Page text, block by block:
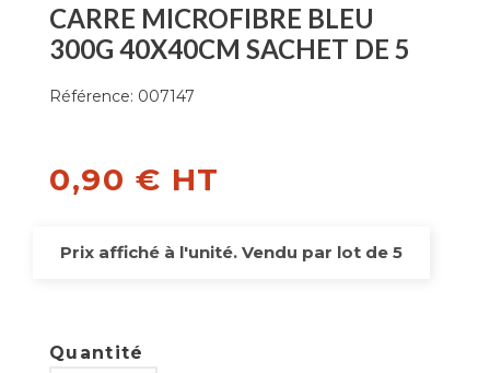
CARRE MICROFIBRE BLEU
300G 40X40CM SACHET DE 5
Référence: 007147
0,90 € HT
Prix affiché à l'unité. Vendu par lot de 5
Quantité